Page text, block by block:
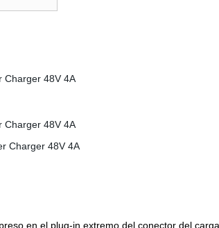
en el plug-in extremo del conector del